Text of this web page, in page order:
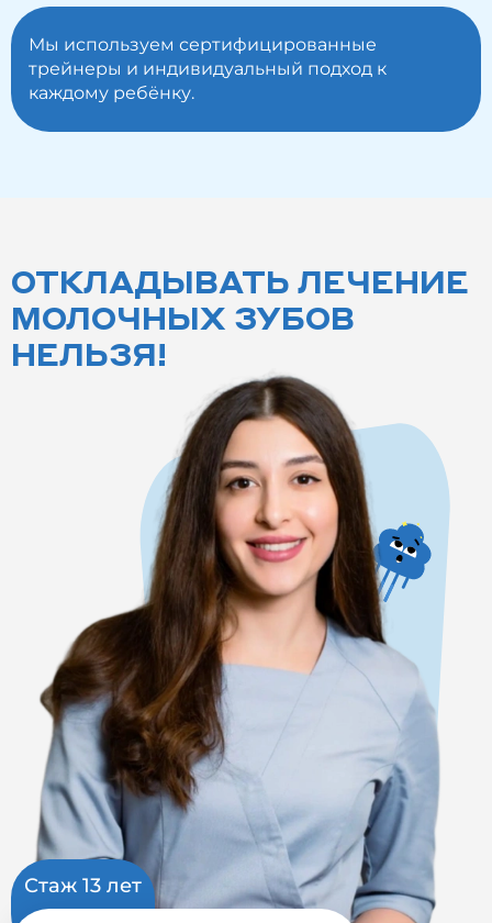
Мы используем сертифицированные
трейнеры и индивидуальный подход к
каждому ребёнку.
ОТКЛАДЫВАТЬ ЛЕЧЕНИЕ
МОЛОЧНЫХ ЗУБОВ
НЕЛЬЗЯ!
Стаж 13 лет